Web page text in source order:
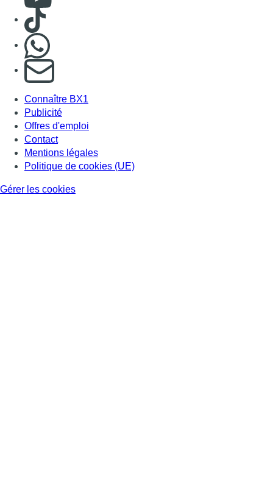
Consulter TikTok
S'abonner à notre newsletter
Connaître BX1
Publicité
Offres d'emploi
Contact
Mentions légales
Politique de cookies (UE)
Gérer les cookies